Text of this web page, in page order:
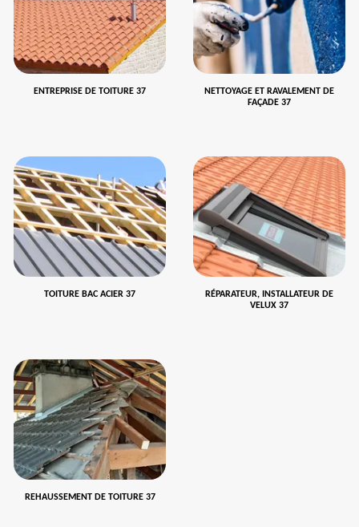
ENTREPRISE DE TOITURE 37
NETTOYAGE ET RAVALEMENT DE
FAÇADE 37
TOITURE BAC ACIER 37
RÉPARATEUR, INSTALLATEUR DE
VELUX 37
REHAUSSEMENT DE TOITURE 37